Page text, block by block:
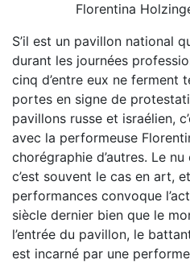
Florentina
S’il est un pavillon national
durant les journées
cinq d’entre eux ne ferment
portes en signe de
pavillons russe et israélien,
avec la performeuse
chorégraphie d’autres. Le
c’est souvent le cas en art,
performances convoque
siècle dernier bien que le
l’entrée du pavillon, le
est incarné par une